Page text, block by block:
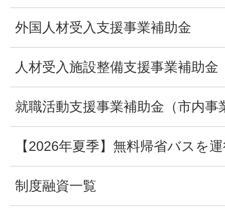
外国人材受入支援事業補助金
人材受入施設整備支援事業補助金
就職活動支援事業補助金（市内事
【2026年夏季】無料帰省バスを
制度融資一覧